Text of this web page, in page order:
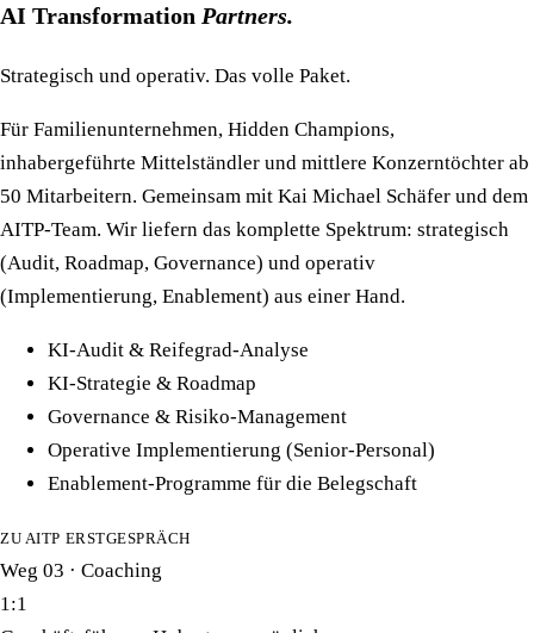
AI Transformation Partners.
Strategisch und operativ. Das volle Paket.
Für Familienunternehmen, Hidden Champions,
inhabergeführte Mittelständler und mittlere Konzerntöchter ab
50 Mitarbeitern. Gemeinsam mit Kai Michael Schäfer und dem
AITP-Team. Wir liefern das komplette Spektrum: strategisch
(Audit, Roadmap, Governance) und operativ
(Implementierung, Enablement) aus einer Hand.
KI-Audit & Reifegrad-Analyse
KI-Strategie & Roadmap
Governance & Risiko-Management
Operative Implementierung (Senior-Personal)
Enablement-Programme für die Belegschaft
ZU AITP ERSTGESPRÄCH
Weg 03 · Coaching
1:1